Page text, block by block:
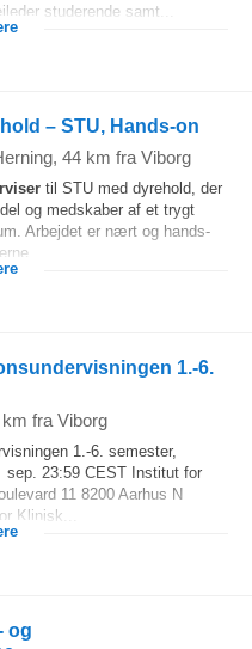
studerende samt...
– STU, Hands-on
, 44 km fra Viborg
til STU med dyrehold, der
og medskaber af et trygt
Arbejdet er nært og hands-
1.-6.
km fra Viborg
1.-6. semester,
23:59 CEST Institut for
11 8200 Aarhus N
Klinisk...
og